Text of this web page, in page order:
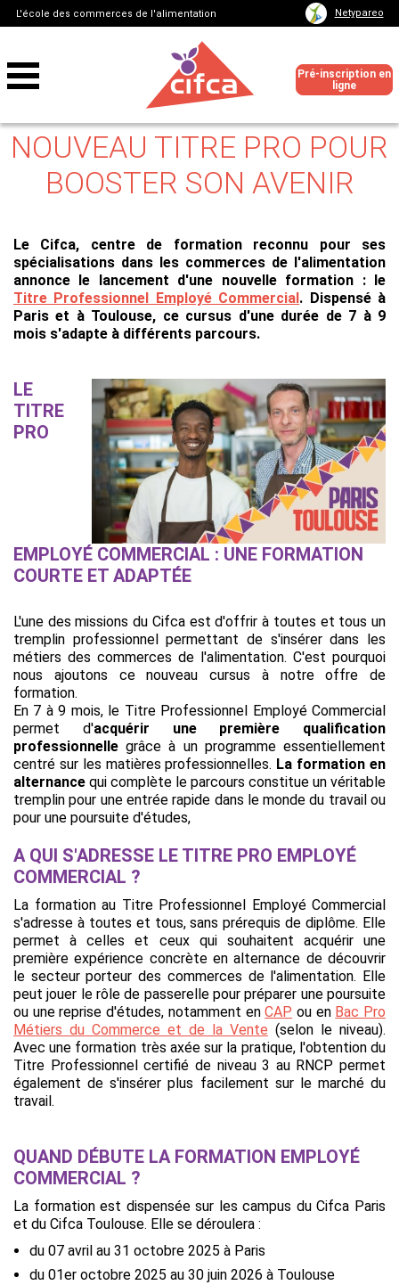
L'école des commerces de l'alimentation Netypareo
Pré-inscription en
ligne
NOUVEAU TITRE PRO POUR
BOOSTER SON AVENIR
Le Cifca, centre de formation reconnu pour ses
spécialisations dans les commerces de l'alimentation
annonce le lancement d'une nouvelle formation : le
Titre Professionnel Employé Commercial. Dispensé à
Paris et à Toulouse, ce cursus d'une durée de 7 à 9
mois s'adapte à différents parcours.
LE
TITRE
PRO
EMPLOYÉ COMMERCIAL : UNE FORMATION
COURTE ET ADAPTÉE
L'une des missions du Cifca est d'offrir à toutes et tous un
tremplin professionnel permettant de s'insérer dans les
métiers des commerces de l'alimentation. C'est pourquoi
nous ajoutons ce nouveau cursus à notre offre de
formation.
En 7 à 9 mois, le Titre Professionnel Employé Commercial
permet d'acquérir une première qualification
professionnelle grâce à un programme essentiellement
centré sur les matières professionnelles. La formation en
alternance qui complète le parcours constitue un véritable
tremplin pour une entrée rapide dans le monde du travail ou
pour une poursuite d'études,
A QUI S'ADRESSE LE TITRE PRO EMPLOYÉ
COMMERCIAL ?
La formation au Titre Professionnel Employé Commercial
s'adresse à toutes et tous, sans prérequis de diplôme. Elle
permet à celles et ceux qui souhaitent acquérir une
première expérience concrète en alternance de découvrir
le secteur porteur des commerces de l'alimentation. Elle
peut jouer le rôle de passerelle pour préparer une poursuite
ou une reprise d'études, notamment enCAP ou en Bac Pro
Métiers du Commerce et de la Vente (selon le niveau).
Avec une formation très axée sur la pratique, l'obtention du
Titre Professionnel certifié de niveau 3 au RNCP permet
également de s'insérer plus facilement sur le marché du
travail.
QUAND DÉBUTE LA FORMATION EMPLOYÉ
COMMERCIAL ?
La formation est dispensée sur les campus du Cifca Paris
et du Cifca Toulouse. Elle se déroulera :
du 07 avril au 31 octobre 2025 à Paris
du 01er octobre 2025 au 30 juin 2026 à Toulouse